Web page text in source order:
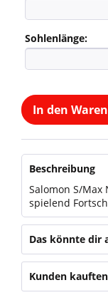
Sohlenlänge:
In den
Beschreibung
Salomon S/Max
spielend
Das könnte dir
Kunden